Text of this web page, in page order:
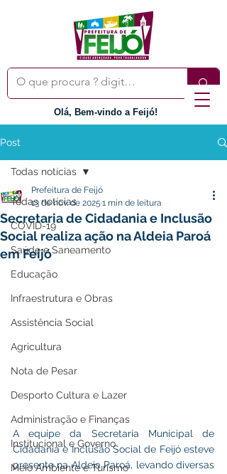
Olá, Bem-vindo a Feijó!
Post
Todas notícias
COVID-19
Saúde e Saneamento
Educação
Infraestrutura e Obras
Assistência Social
Agricultura
Nota de Pesar
Desporto Cultura e Lazer
Administração e Finanças
Institucional e Governo
Meio Ambiente e Turismo
Todas notícias
Secretaria de Cidadania e Inclusão
Social realiza ação na Aldeia Paroá
em Feijó
Prefeitura de Feijó
13 de nov. de 2025 1 min de leitura
A equipe da Secretaria Municipal de
Cidadania e Inclusão Social de Feijó esteve
presente na Aldeia Paroá, levando diversas